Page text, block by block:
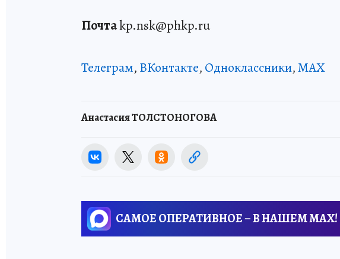
Почтаkp.nsk@phkp.ru
Телеграм, ВКонтакте, Одноклассники,MAX
Анастасия ТОЛСТОНОГОВА
САМОЕ ОПЕРАТИВНОЕ – В НАШЕМ MAX!